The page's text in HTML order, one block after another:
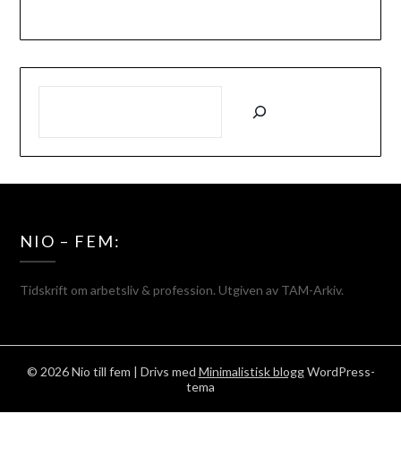
NIO – FEM:
Tidskrift om arbetsliv & profession. Utgiven av TAM-Arkiv.
© 2026 Nio till fem | Drivs med Minimalistisk bloggWordPress-
tema